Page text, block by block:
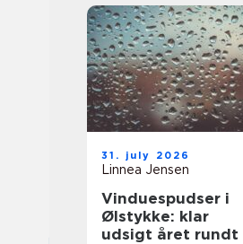
31. july 2026
Linnea Jensen
Vinduespudser i
Ølstykke: klar
udsigt året rundt